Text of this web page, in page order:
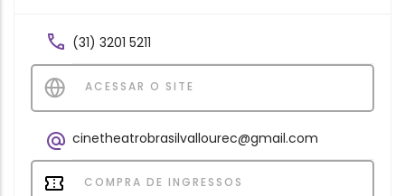
(31) 3201 5211
ACESSAR O SITE
cinetheatrobrasilvallourec@gmail.com
COMPRA DE INGRESSOS